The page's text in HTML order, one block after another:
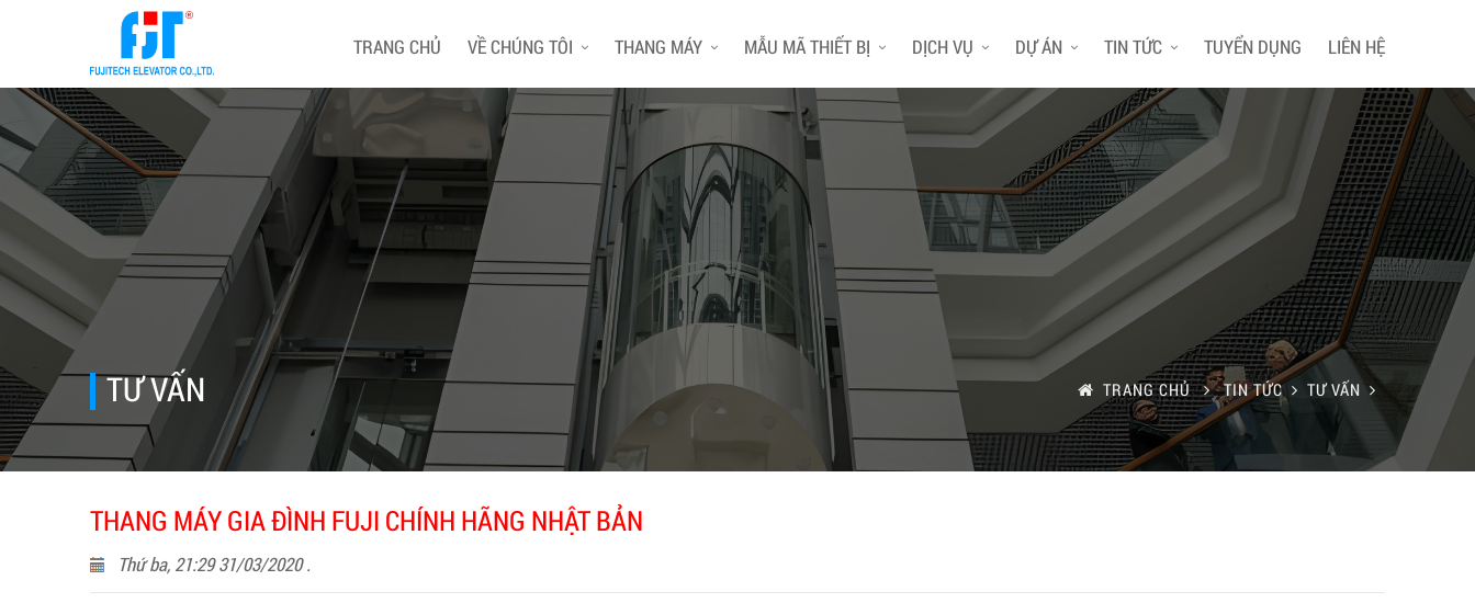
TRANG CHỦ VỀ CHÚNG TÔI THANG MÁY MẪU MÃ THIẾT BỊ DỊCH VỤ DỰ ÁN TIN TỨC TUYỂN DỤNG LIÊN HỆ
TƯ VẤN TRANG CHỦ TIN TỨC TƯ VẤN
THANG MÁY GIA ĐÌNH FUJI CHÍNH HÃNG NHẬT BẢN
Thứ ba, 21:29 31/03/2020 .